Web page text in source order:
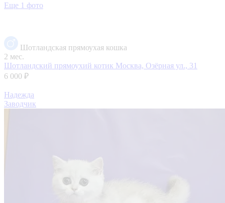
Еще 1 фото
Шотландская прямоухая кошка
2 мес.
Шотландский прямоухий котик Москва, Озёрная ул., 31
6 000 ₽
Надежда
Заводчик